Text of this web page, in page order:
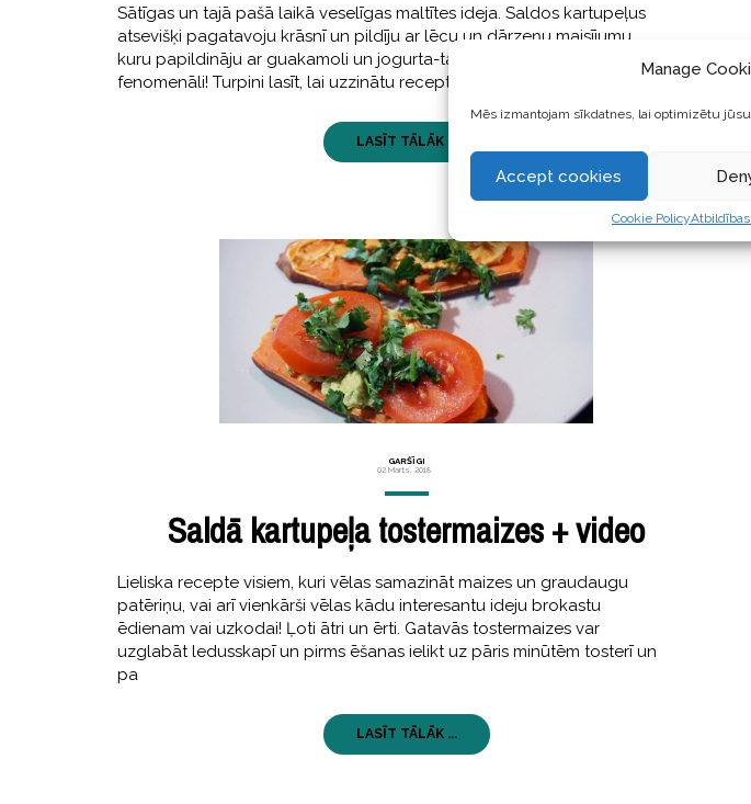
Manage
Mēs izmantojam sīkdatnes, lai optimizētu
Accept cookies
Cookie Policy
Sātīgas un tajā pašā laikā veselīgas maltītes ideja. Saldos kartupeļus
atsevišķi pagatavoju krāsnī un pildīju ar lēcu un dārzeņu maisījumu,
kuru papildināju ar guakamoli un jogurta-tahini mērcīti – izdevās
fenomenāli! Turpini lasīt, lai uzzinātu recepti. – Kas nepieciešams? –
LASĪT TĀLĀK ...
GARŠĪGI
02 Marts, 2018
Saldā kartupeļa tostermaizes + video
Lieliska recepte visiem, kuri vēlas samazināt maizes un graudaugu
patēriņu, vai arī vienkārši vēlas kādu interesantu ideju brokastu
ēdienam vai uzkodai! Ļoti ātri un ērti. Gatavās tostermaizes var
uzglabāt ledusskapī un pirms ēšanas ielikt uz pāris minūtēm tosterī un
pa
LASĪT TĀLĀK ...